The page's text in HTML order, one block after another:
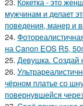
23. Кокетка - это
мужчинам и делает
поведения, манер и
24.
на Canon EOS R5,
25. Девушка. Создай
26.
чёрном платье со
повернувшейся